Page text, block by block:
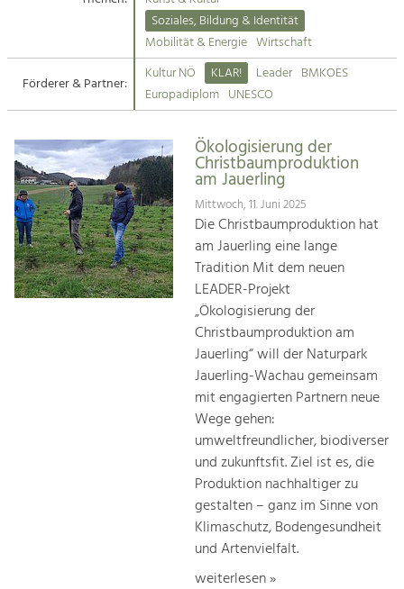
Suche
Impressum
Kontakt
Angebotsentwicklung und
Handwerk, Wissenschaft und Forschung.
Soziales, Bildung &
Identität
Gleichberechtigung, Jugend und
Integration
Mobilität & Energie
Klimawandel, öffentlicher Verkehr und
Steigerung regionaler Wertschöpfung
Soziales, Bildung & Identität
Mobilität & Energie Wirtschaft
Förderer & Partner:
Kultur NÖ KLAR! Leader BMKOES
Europadiplom UNESCO
Ökologisierung der
Christbaumproduktion
am Jauerling
Mittwoch, 11. Juni 2025
Die Christbaumproduktion hat
am Jauerling eine lange
Tradition Mit dem neuen
LEADER-Projekt
„Ökologisierung der
Christbaumproduktion am
Jauerling“ will der Naturpark
Jauerling-Wachau gemeinsam
mit engagierten Partnern neue
Wege gehen:
umweltfreundlicher, biodiverser
und zukunftsfit. Ziel ist es, die
Produktion nachhaltiger zu
gestalten – ganz im Sinne von
Klimaschutz, Bodengesundheit
und Artenvielfalt.
weiterlesen »